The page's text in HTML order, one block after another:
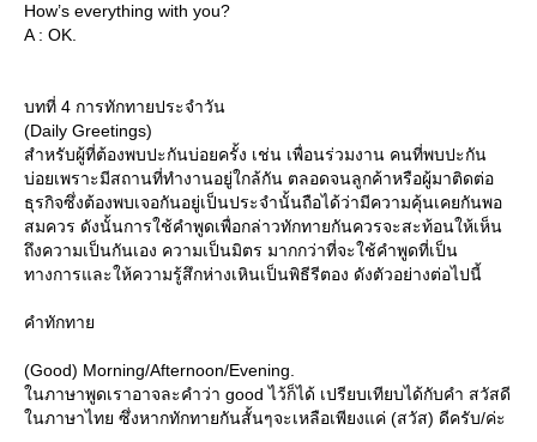
How’s everything with you?
A : OK.
บทที่ 4 การทักทายประจำวัน
(Daily Greetings)
สำหรับผู้ที่ต้องพบปะกันบ่อยครั้ง เช่น เพื่อนร่วมงาน คนที่พบปะกัน
บ่อยเพราะมีสถานที่ทำงานอยู่ใกล้กัน ตลอดจนลูกค้าหรือผู้มาติดต่อ
ธุรกิจซึ่งต้องพบเจอกันอยู่เป็นประจำนั้นถือได้ว่ามีความคุ้นเคยกันพอ
สมควร ดังนั้นการใช้คำพูดเพื่อกล่าวทักทายกันควรจะสะท้อนให้เห็น
ถึงความเป็นกันเอง ความเป็นมิตร มากกว่าที่จะใช้คำพูดที่เป็น
ทางการและให้ความรู้สึกห่างเหินเป็นพิธีรีตอง ดังตัวอย่างต่อไปนี้
คำทักทา
(Good) Morning/Afternoon/Evening.
นภาษาพูดเราอาจละคำว่า good ไว้ก็ได้ เปรียบเทียบได้กับคำ สวัสดี
นภาษาไทย ซึ่งหากทักทายกันสั้นๆจะเหลือเพียงแค่ (สวัส) ดีครับ/ค่ะ